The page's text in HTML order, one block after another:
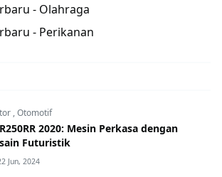
- Olahraga
- Perikanan
,Otomotif
2020: Mesin Perkasa dengan
Futuristik
Jun, 2024